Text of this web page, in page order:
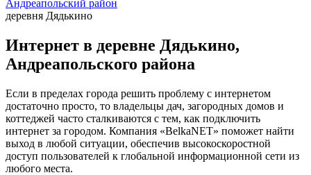
Андреапольский район
деревня Дядькино
Интернет в деревне Дядькино,
Андреапольского района
Если в пределах города решить проблему с интернетом
достаточно просто, то владельцы дач, загородных домов и
коттеджей часто сталкиваются с тем, как подключить
интернет за городом. Компания «BelkaNET» поможет найти
выход в любой ситуации, обеспечив высокоскоростной
доступ пользователей к глобальной информационной сети из
любого места.